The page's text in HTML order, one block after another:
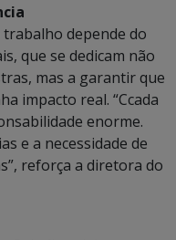
depende do
que se dedicam não
mas a garantir que
impacto real. “Ccada
enorme.
e a necessidade de
reforça a diretora do